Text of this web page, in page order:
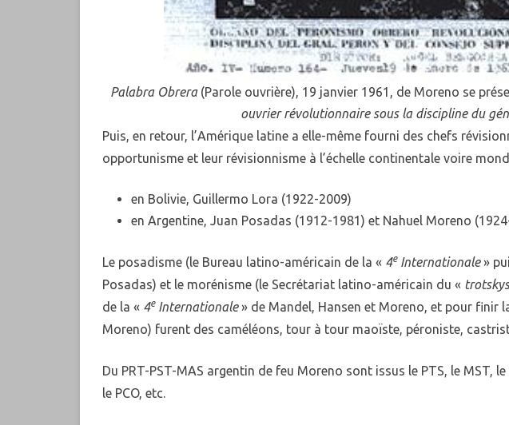
Palabra Obrera(Parole ouvrière), 19 janvier 1961, de Moreno se
ouvrier révolutionnaire sous la discipline du
Puis, en retour, l’Amérique latine a elle-même fourni des chefs
opportunisme et leur révisionnisme à l’échelle continentale voire
en Bolivie, Guillermo Lora (1922-2009)
en Argentine, Juan Posadas (1912-1981) et Nahuel Moreno
Le posadisme (le Bureau latino-américain de la « 4eInternationale»
Posadas) et le morénisme (le Secrétariat latino-américain du «
de la « 4eInternationale» de Mandel, Hansen et Moreno, et pour finir
Moreno) furent des caméléons, tour à tour maoïste, péroniste,
Du PRT-PST-MAS argentin de feu Moreno sont issus le PTS, le MST, le
le PCO, etc.